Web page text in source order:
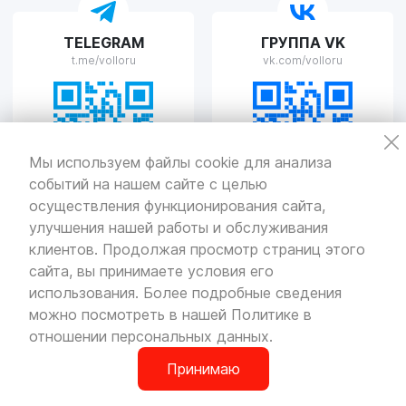
Мы используем файлы cookie для анализа
событий на нашем сайте с целью
осуществления функционирования сайта,
улучшения нашей работы и обслуживания
клиентов. Продолжая просмотр страниц этого
сайта, вы принимаете условия его
использования. Более подробные сведения
можно посмотреть в нашей Политике в
отношении персональных данных.
Принимаю
VOLLO Рязань
г. Рязань, улица Островского, д.109/2
Пн-Пт с 9:00 до 20:00, Сб-Вс выходной
VOLLO Тверь
г. Тверь, проспект Николая Корыткова, 17А
Пн-Пт с 9:00 до 19:00 Сб-Вс с 10:00 до 19:00
TELEGRAM
t.me/volloru
ГРУППА VK
vk.com/volloru
© Все права защищены. Информация сайта защищена законом
об авторских правах.
Политикаконфиденциальности
Разработкаи продвижение — «SeoOlimp»